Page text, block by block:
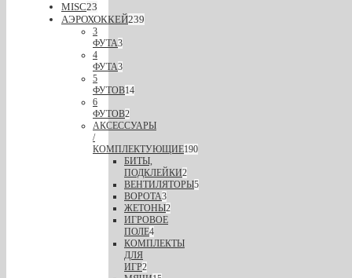
MISC23
АЭРОХОККЕЙ239
3
ФУТА3
4
ФУТА3
5
ФУТОВ14
6
ФУТОВ2
АКСЕССУАРЫ
/
КОМПЛЕКТУЮЩИЕ190
БИТЫ,
ПОДКЛЕЙКИ2
ВЕНТИЛЯТОРЫ5
ВОРОТА3
ЖЕТОНЫ2
ИГРОВОЕ
ПОЛЕ4
КОМПЛЕКТЫ
ДЛЯ
ИГР2